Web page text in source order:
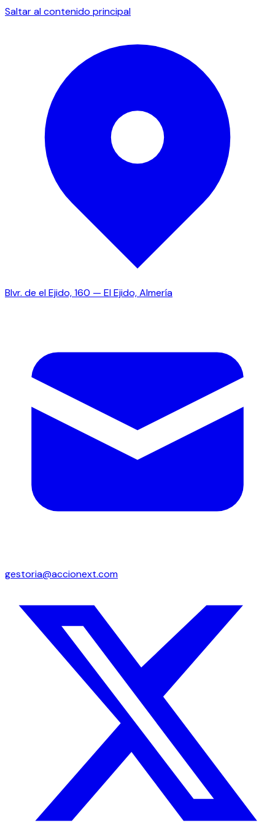
Saltar al contenido principal
Blvr. de el Ejido, 160 — El Ejido, Almería
gestoria@accionext.com